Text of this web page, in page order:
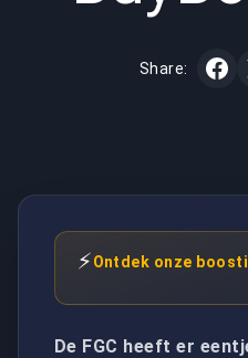
Share:
⚡Ontdek onze
De FGC heeft er